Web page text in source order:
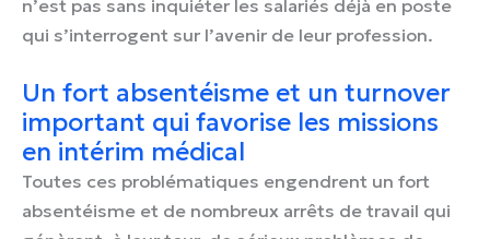
n’est pas sans inquiéter les salariés déjà en poste
qui s’interrogent sur l’avenir de leur profession.
Un fort absentéisme et un turnover
important qui favorise les missions
en intérim médical
Toutes ces problématiques engendrent un fort
absentéisme et de nombreux arrêts de travail qui